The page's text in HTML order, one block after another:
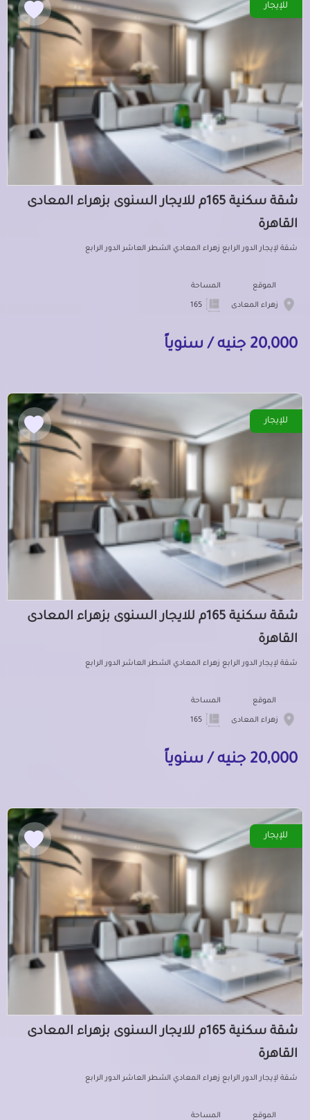
للإيجار
شقة سكنية 165م للايجار السنوى بزهراء المعادى
القاهرة
شقة لإيجار الدور الرابع زهراء المعادي الشطر العاشر الدور الرابع
الموقع
زهراء المعادى
المساحة
20,000 جنيه / سنوياً
للإيجار
شقة سكنية 165م للايجار السنوى بزهراء المعادى
القاهرة
شقة لإيجار الدور الرابع زهراء المعادي الشطر العاشر الدور الرابع
الموقع
زهراء المعادى
المساحة
20,000 جنيه / سنوياً
للإيجار
شقة سكنية 165م للايجار السنوى بزهراء المعادى
القاهرة
شقة لإيجار الدور الرابع زهراء المعادي الشطر العاشر الدور الرابع
الموقع المساحة